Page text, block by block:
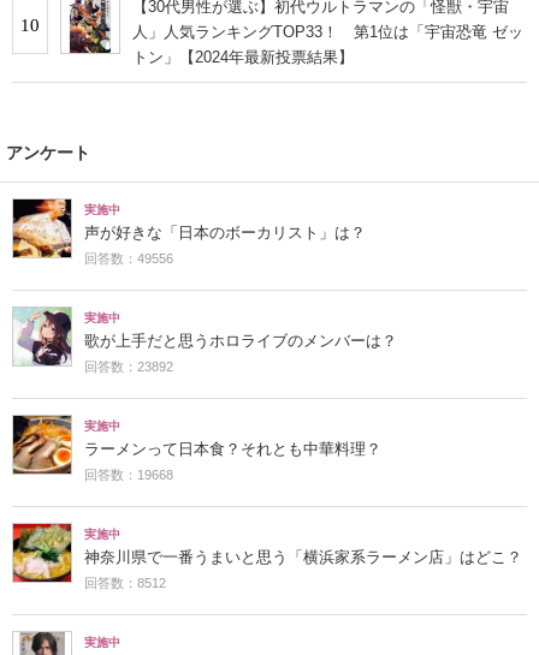
10
【30代男性が選ぶ】初代ウルトラマンの「怪獣・宇宙
人」人気ランキングTOP33！ 第1位は「宇宙恐竜 ゼッ
トン」【2024年最新投票結果】
アンケート
実施中
声が好きな「日本のボーカリスト」は？
回答数：49556
実施中
歌が上手だと思うホロライブのメンバーは？
回答数：23892
実施中
ラーメンって日本食？それとも中華料理？
回答数：19668
実施中
神奈川県で一番うまいと思う「横浜家系ラーメン店」はどこ？
回答数：8512
実施中